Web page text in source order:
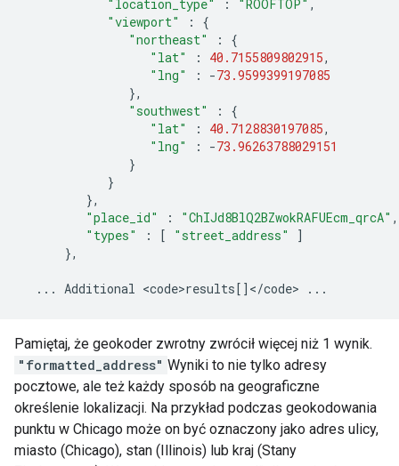
"location_type"
: "ROOFTOP" ,
"viewport"
:
{
"northeast"
:
{
"lat"
: 40.7155809802915,
"lng"
: -73.9599399197085
},
"southwest"
:
{
"lat"
: 40.7128830197085,
"lng"
: -73.96263788029151
}
}
},
"place_id"
: "ChIJd8BlQ2BZwokRAFUEcm_qrcA" ,
"types"
: [ "street_address"
]
},
... Additional <code>results[] </code> ...
Pamiętaj, że geokoder zwrotny zwrócił więcej niż 1 wynik.
"formatted_address" Wyniki to nie tylko adresy
pocztowe, ale też każdy sposób na geograficzne
określenie lokalizacji. Na przykład podczas geokodowania
punktu w Chicago może on być oznaczony jako adres ulicy,
miasto (Chicago), stan (Illinois) lub kraj (Stany